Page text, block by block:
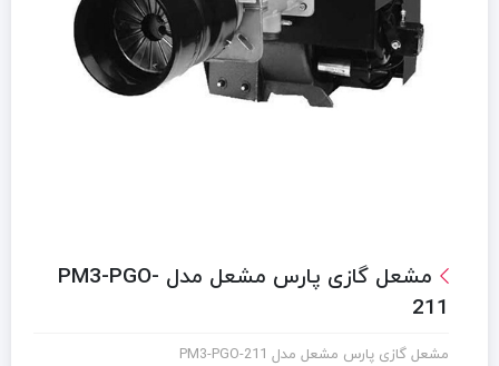
مشعل گازی پارس مشعل مدل PM3-PGO-
211
مشعل گازی پارس مشعل مدل PM3-PGO-211